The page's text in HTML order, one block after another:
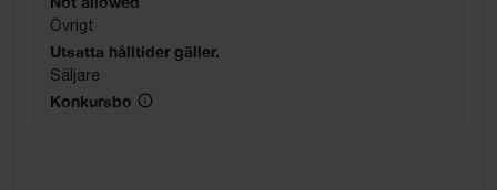
Övrigt
Utsatta hålltider gäller.
Säljare
Konkursbo